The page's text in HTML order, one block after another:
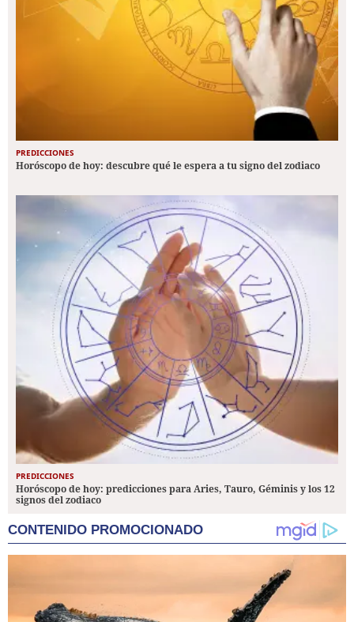
PREDICCIONES
Horóscopo de hoy: descubre qué le espera a tu signo del zodiaco
PREDICCIONES
Horóscopo de hoy: predicciones para Aries, Tauro, Géminis y los 12
signos del zodiaco
CONTENIDO PROMOCIONADO